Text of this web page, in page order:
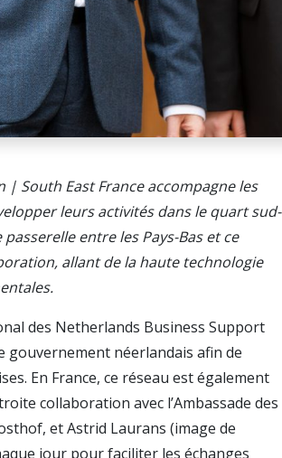
South East France accompagne les
leurs activités dans le quart sud-
entre les Pays-Bas et ce
allant de la haute technologie
des Netherlands Business Support
gouvernement néerlandais afin de
En France, ce réseau est également
collaboration avec l’Ambassade des
et Astrid Laurans (image de
jour pour faciliter les échanges